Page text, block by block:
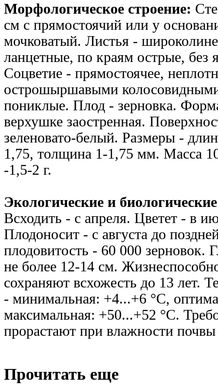
Морфологическое строение:
см с прямостоячий или у
мочковатый. Листья -
ланцетные, по краям острые, без
Соцветие - прямостоячее,
острошыршавыми
пониклые. Плод - зерновка.
верхушке заостренная.
зеленовато-белый. Размеры -
1,75, толщина 1-1,75 мм. Масса
-1,5-2 г.
Экологические и
Всходить - с апреля. Цветет - в
Плодоносит - с августа до
плодовитость - 60 000 зерновок.
не более 12-14 см.
сохраняют всхожесть до 13 лет.
- минимальная: +4...+6 °С,
максимальная: +50...+52 °С.
прорастают при влажности
Прочитать еще